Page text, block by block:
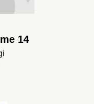
14